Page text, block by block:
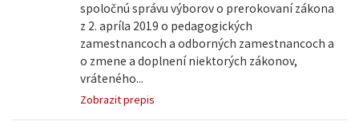
spoločnú správu výborov o prerokovaní zákona
z 2. apríla 2019 o pedagogických
zamestnancoch a odborných zamestnancoch a
o zmene a doplnení niektorých zákonov,
vráteného...
Zobrazit prepis